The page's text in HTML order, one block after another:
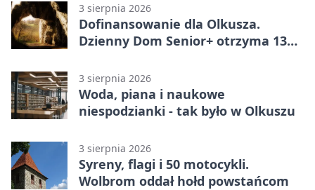
3 sierpnia 2026
Dofinansowanie dla Olkusza.
Dzienny Dom Senior+ otrzyma 134
3 sierpnia 2026
Woda, piana i naukowe
niespodzianki - tak było w Olkuszu
3 sierpnia 2026
Syreny, flagi i 50 motocykli.
Wolbrom oddał hołd powstańcom